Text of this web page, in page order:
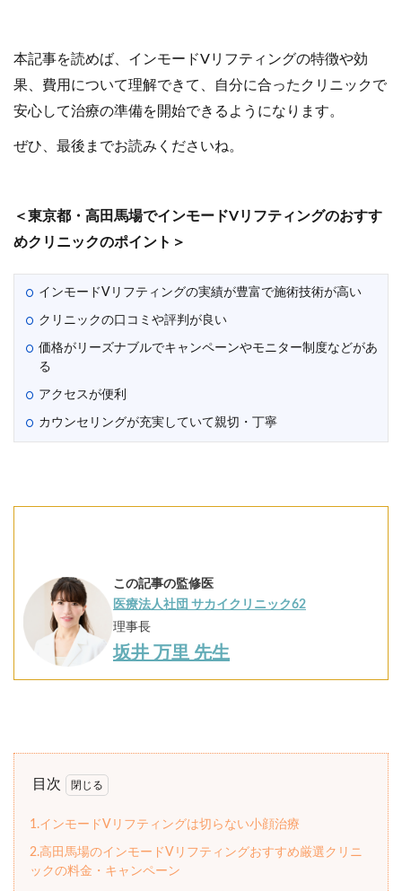
本記事を読めば、インモードVリフティングの特徴や効
果、費用について理解できて、自分に合ったクリニックで
安心して治療の準備を開始できるようになります。
ぜひ、最後までお読みくださいね。
＜東京都・高田馬場でインモードVリフティングのおすす
めクリニックのポイント＞
インモードVリフティングの実績が豊富で施術技術が高い
クリニックの口コミや評判が良い
価格がリーズナブルでキャンペーンやモニター制度などがあ
る
アクセスが便利
カウンセリングが充実していて親切・丁寧
この記事の監修医
医療法人社団 サカイクリニック62
理事長
坂井 万里 先生
目次
1.インモードVリフティングは切らない小顔治療
2.高田馬場のインモードVリフティングおすすめ厳選クリニ
ックの料金・キャンペーン